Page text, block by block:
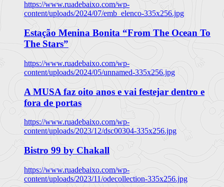
https://www.ruadebaixo.com/wp-
content/uploads/2024/07/emb_elenco-335x256.jpg
Estação Menina Bonita “From The Ocean To
The Stars”
https://www.ruadebaixo.com/wp-
content/uploads/2024/05/unnamed-335x256.jpg
A MUSA faz oito anos e vai festejar dentro e
fora de portas
https://www.ruadebaixo.com/wp-
content/uploads/2023/12/dsc00304-335x256.jpg
Bistro 99 by Chakall
https://www.ruadebaixo.com/wp-
content/uploads/2023/11/odecollection-335x256.jpg